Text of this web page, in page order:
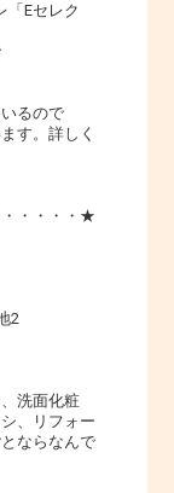
「Eセレク
るので
す。詳しく
・・・・★
2
洗面化粧
、リフォー
ならなんで